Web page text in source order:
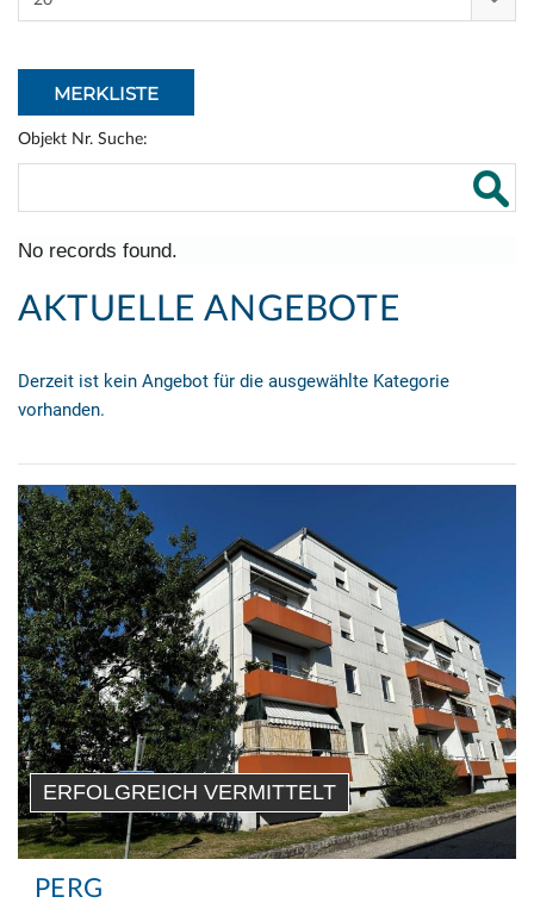
MERKLISTE
Objekt Nr. Suche:
No records found.
AKTUELLE ANGEBOTE
Derzeit ist kein Angebot für die ausgewählte Kategorie
vorhanden.
ERFOLGREICH VERMITTELT
PERG